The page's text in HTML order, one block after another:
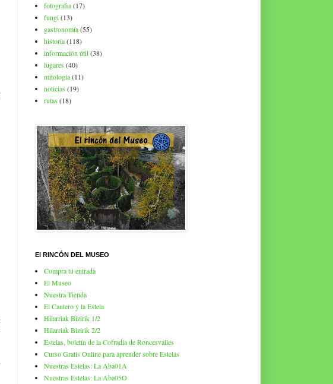
fotografia(17)
fungi(13)
gastronomía(55)
historia(118)
información útil(38)
lugares(40)
mitología(11)
noticias(19)
rutas(18)
El RINCÓN DEL MUSEO
Compra tu entrada
El Museo
Nuestra Tienda
El Cantero y la Estela
Hilarriak Bizirik 1/2
Hilarriak Bizirik 2/2
Estelas, boletín de la Cofradía de Roncesvalles
Curso Gratis Online para aprender sobre Estelas
Nuestras Estelas: La Aba01A
Nuestras Estelas: La Aba05O